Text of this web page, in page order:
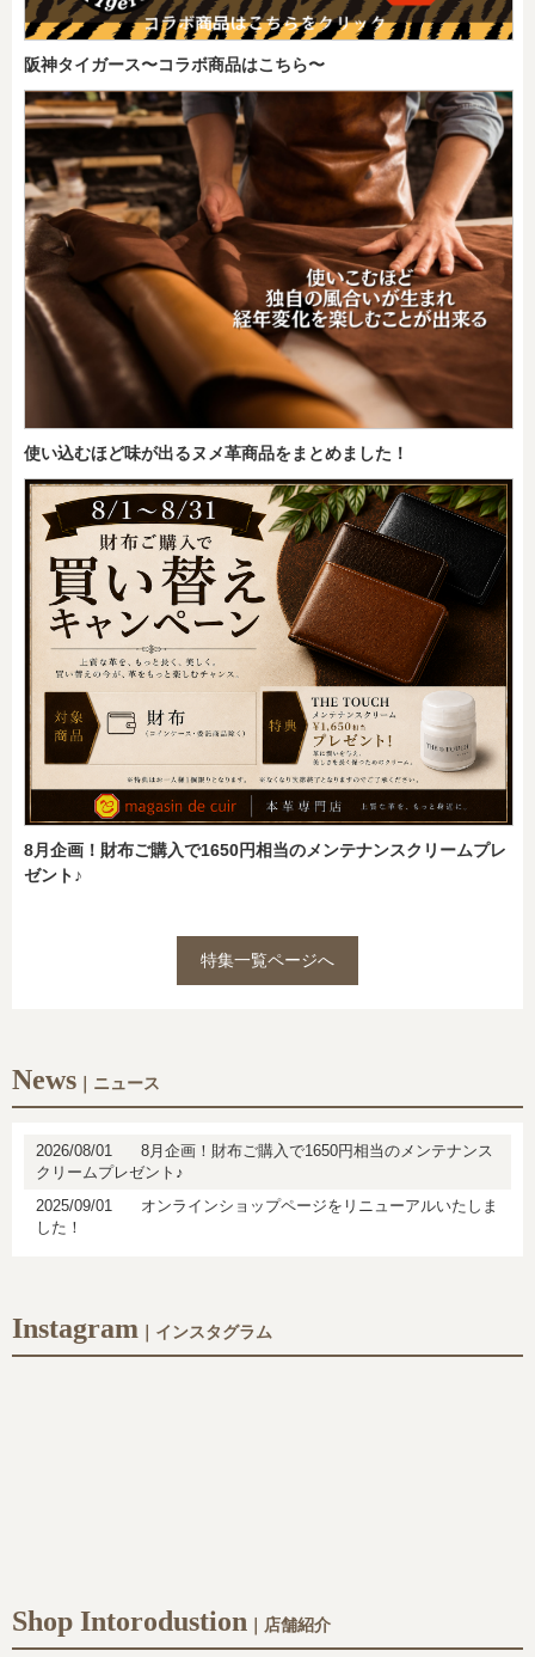
阪神タイガース〜コラボ商品はこちら〜
使い込むほど味が出るヌメ革商品をまとめました！
8月企画！財布ご購入で1650円相当のメンテナンスクリームプレ
ゼント♪
特集一覧ページへ
News ｜ニュース
2026/08/01
8月企画！財布ご購入で1650円相当のメンテナンス
クリームプレゼント♪
2025/09/01
オンラインショップページをリニューアルいたしま
した！
Instagram ｜インスタグラム
Shop Intorodustion ｜店舗紹介